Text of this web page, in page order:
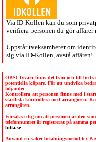
Via ID-Kollen kan du som
verifiera personen du gör affärer
Uppstår tveksamheter om
sig via ID-Kollen , avstå affären!
OBS! Tyvärr finns det från och till
potentiella köpare. För att undvika
följande:
Kontrollera att personen finns med i
startlista kontrollera med arrangören.
arrangören.
Försäkra dig om att personen är den
telefonnumret är registrerat på samma
hitta.se
Använd en säker betalningsmetod tex